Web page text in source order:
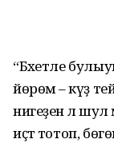
“Бәхетле
йөрөмә – күҙ
нигеҙенә лә
иҫтә тотоп,